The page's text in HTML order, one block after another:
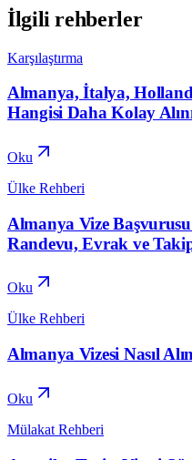
İlgili rehberler
Karşılaştırma
Almanya, İtalya,
Hangisi Daha Kolay
Oku
Ülke Rehberi
Almanya Vize Başvurusu
Randevu, Evrak ve
Oku
Ülke Rehberi
Almanya Vizesi Nasıl
Oku
Mülakat Rehberi